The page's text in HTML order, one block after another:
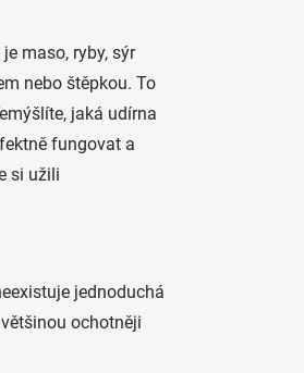
maso, ryby, sýr
nebo štěpkou. To
jaká udírna
fungovat a
si užili
jednoduchá
ochotněji